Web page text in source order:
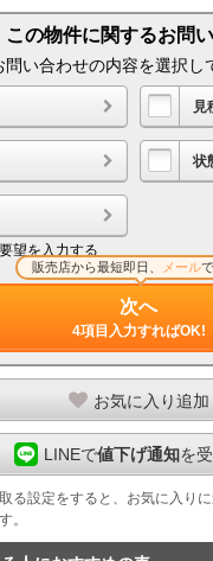
この物件に関するお問
問い合わせの内容を選択し
見
状
望を入力する
次へ
4項目入力すればOK!
販売店から最短即日、 メール
お気に入り追加
LINEで値下げ通知を
る設定をすると、お気に入り
。